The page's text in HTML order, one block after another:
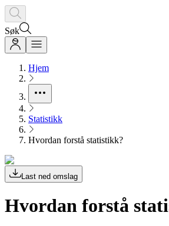
Søk
Hjem
Statistikk
Hvordan forstå statistikk?
Last ned omslag
Hvordan forstå